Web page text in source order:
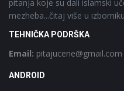
pitanja koje su dali islamski
mezheba...čitaj više u
TEHNIČKA PODRŠKA
Email: pitajucene@gmail.com
ANDROID